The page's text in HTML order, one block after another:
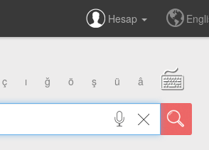
Hesap
ç ı ğ ö ş ü â